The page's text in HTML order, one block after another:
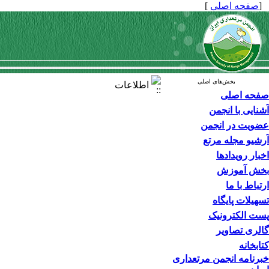
[صفحه اصلی ]
بخش‌های اصلی
صفحه اصلی
آشنایی با انجمن
عضویت در انجمن
آرشیو مجله مرتع
اخبار رویدادها
بخش آموزش
ارتباط با ما
تسهیلات پایگاه
پست الکترونیک
گالری تصاویر
کتابخانه
خبرنامه انجمن مرتعداری
اطلاعات